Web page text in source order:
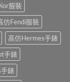
服裝
仿Fendi服裝
高仿Hermes手錶
手錶
錶